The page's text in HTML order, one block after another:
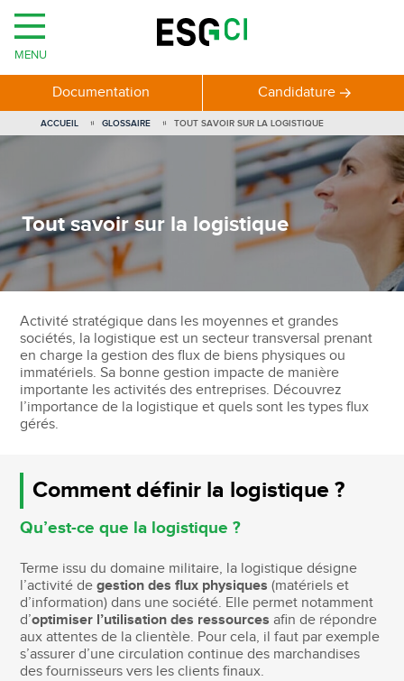
Tout savoir sur la logistique
ACCUEIL GLOSSAIRE TOUT SAVOIR SUR LA LOGISTIQUE
Activité stratégique dans les moyennes et grandes
sociétés, la logistique est un secteur transversal prenant
en charge la gestion des flux de biens physiques ou
immatériels. Sa bonne gestion impacte de manière
importante les activités des entreprises. Découvrez
l’importance de la logistique et quels sont les types flux
gérés.
Comment définir la logistique ?
Qu’est-ce que la logistique ?
Terme issu du domaine militaire, la logistique désigne
l’activité degestion des flux physiques(matériels et
d’information) dans une société. Elle permet notamment
d’optimiser l’utilisation des ressources afin de répondre
aux attentes de la clientèle. Pour cela, il faut par exemple
s’assurer d’une circulation continue des marchandises
des fournisseurs vers les clients finaux.
MENU
Documentation Candidature